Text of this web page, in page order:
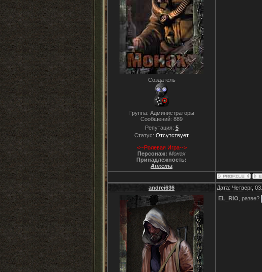
Создатель
Группа: Администраторы
Сообщений: 889
Репутация: 5
Статус: Отсутствует
<--Ролевая Игра-->
Персонаж: Монах
Принадлежность:
Анкета
andrei636 Дата: Четверг,
EL_RIO , разве?